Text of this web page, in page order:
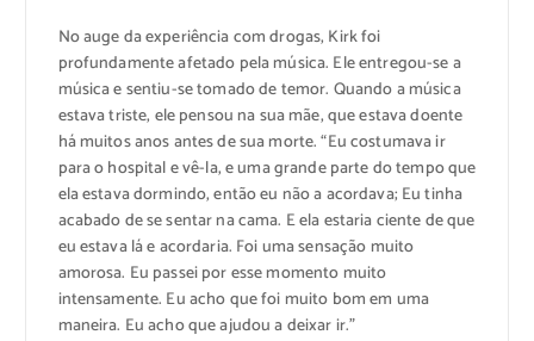
No auge da experiência com drogas, Kirk foi
profundamente afetado pela música. Ele entregou-se a
música e sentiu-se tomado de temor. Quando a música
estava triste, ele pensou na sua mãe, que estava doente
há muitos anos antes de sua morte. “Eu costumava ir
para o hospital e vê-la, e uma grande parte do tempo que
ela estava dormindo, então eu não a acordava; Eu tinha
acabado de se sentar na cama. E ela estaria ciente de que
eu estava lá e acordaria. Foi uma sensação muito
amorosa. Eu passei por esse momento muito
intensamente. Eu acho que foi muito bom em uma
maneira. Eu acho que ajudou a deixar ir.”